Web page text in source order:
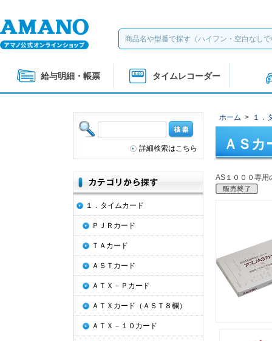
給与明細・帳票 タイムレコーダー
ホーム > １．
ＡＳカ
AS１０００専
詳細検索はこちら
１．タイムカード
ＰＪＲカード
ＴＡカード
ＡＳＴカード
ＡＴＸ－Ｐカード
ＡＴＸカード（ＡＳＴ８欄）
ＡＴＸ－１０カード